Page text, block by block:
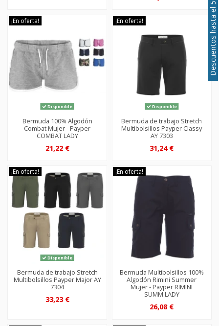
¡En oferta!
Disponible
Bermuda 100% Algodón
Combat Mujer - Payper
COMBAT LADY
21,22 €
¡En oferta!
Disponible
Bermuda de trabajo Stretch
Multibolsillos Payper Classy
AY 7303
31,24 €
¡En oferta!
Disponible
Bermuda de trabajo Stretch
Multibolsillos Payper Major AY
7304
33,23 €
¡En oferta!
Bermuda Multibolsillos 100%
Algodón Rimini Summer
Mujer - Payper RIMINI
SUMM.LADY
26,08 €
Descuentos hasta el 50%